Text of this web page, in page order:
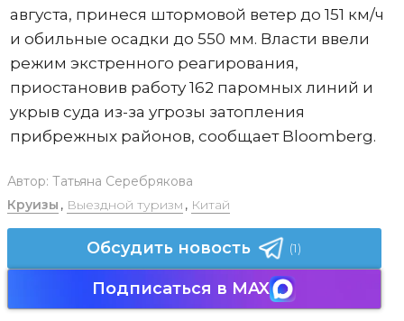
августа, принеся штормовой ветер до 151 км/ч
и обильные осадки до 550 мм. Власти ввели
режим экстренного реагирования,
приостановив работу 162 паромных линий и
укрыв суда из-за угрозы затопления
прибрежных районов, сообщает Bloomberg.
Автор: Татьяна Серебрякова
Круизы , Выездной туризм , Китай
Обсудить новость (1)
Подписаться в MAX